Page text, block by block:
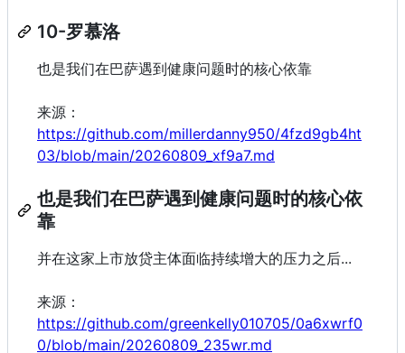
10-罗慕洛
也是我们在巴萨遇到健康问题时的核心依靠
来源：
https://github.com/millerdanny950/4fzd9gb4ht
03/blob/main/20260809_xf9a7.md
也是我们在巴萨遇到健康问题时的核心依
靠
并在这家上市放贷主体面临持续增大的压力之后...
来源：
https://github.com/greenkelly010705/0a6xwrf0
0/blob/main/20260809_235wr.md